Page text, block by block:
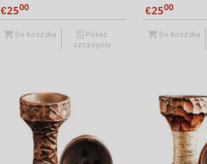
€2500
Do koszyka
Pokaż
szczegóły
€2500
Do koszyka